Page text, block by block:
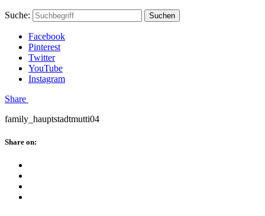
Skip
content
Hauptstadtmutti
Schließen
Search
Schließen
Suche: Suchen
Facebook
Pinterest
Twitter
YouTube
Instagram
Menü
Share
family_hauptstadtmutti04
Schließen
Share on: